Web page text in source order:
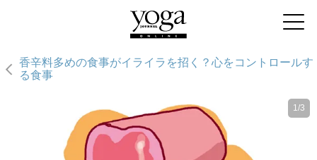
香辛料多めの食事がイライラを招く？心をコントロールす
る食事
1/3